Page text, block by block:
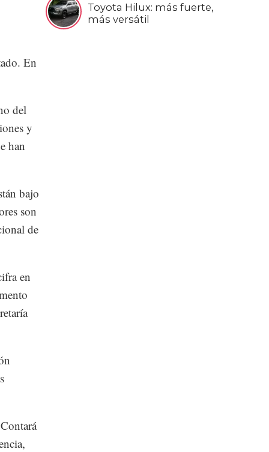
Toyota Hilux: más fuerte,
más versátil
En
del
y
han
bajo
son
de
en